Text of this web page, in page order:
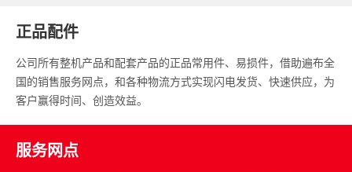
正品配件
公司所有整机产品和配套产品的正品常用件、易损件，借助遍布全
国的销售服务网点，和各种物流方式实现闪电发货、快速供应，为
客户赢得时间、创造效益。
服务网点